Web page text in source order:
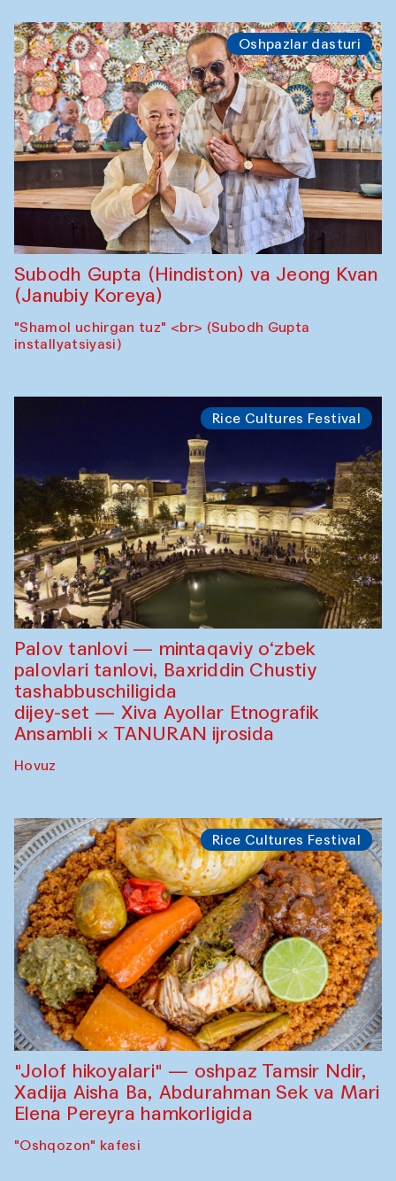
Oshpazlar dasturi
Subodh Gupta (Hindiston) va Jeong Kvan
(Janubiy Koreya)
"Shamol uchirgan tuz" <br> (Subodh Gupta
installyatsiyasi)
Rice Cultures Festival
Palov tanlovi — mintaqaviy o‘zbek
palovlari tanlovi, Baxriddin Chustiy
tashabbuschiligida
dijey-set — Xiva Ayollar Etnografik
Ansambli × TANURAN ijrosida
Hovuz
Rice Cultures Festival
"Jolof hikoyalari" — oshpaz Tamsir Ndir,
Xadija Aisha Ba, Abdurahman Sek va Mari
Elena Pereyra hamkorligida
"Oshqozon" kafesi